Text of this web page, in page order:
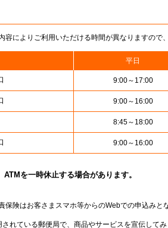
容によりご利用いただける時間が異なりますので
平日
9:00～17:00
9:00～16:00
8:45～18:00
9:00～16:00
を一時休止する場合があります。
保険はお客さまスマホ等からのWebでの申込みと
されている郵便局で、商品やサービスを宣伝して